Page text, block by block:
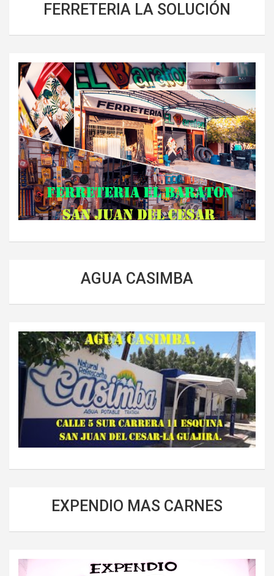
FERRETERIA LA SOLUCIÓN
AGUA CASIMBA
EXPENDIO MAS CARNES